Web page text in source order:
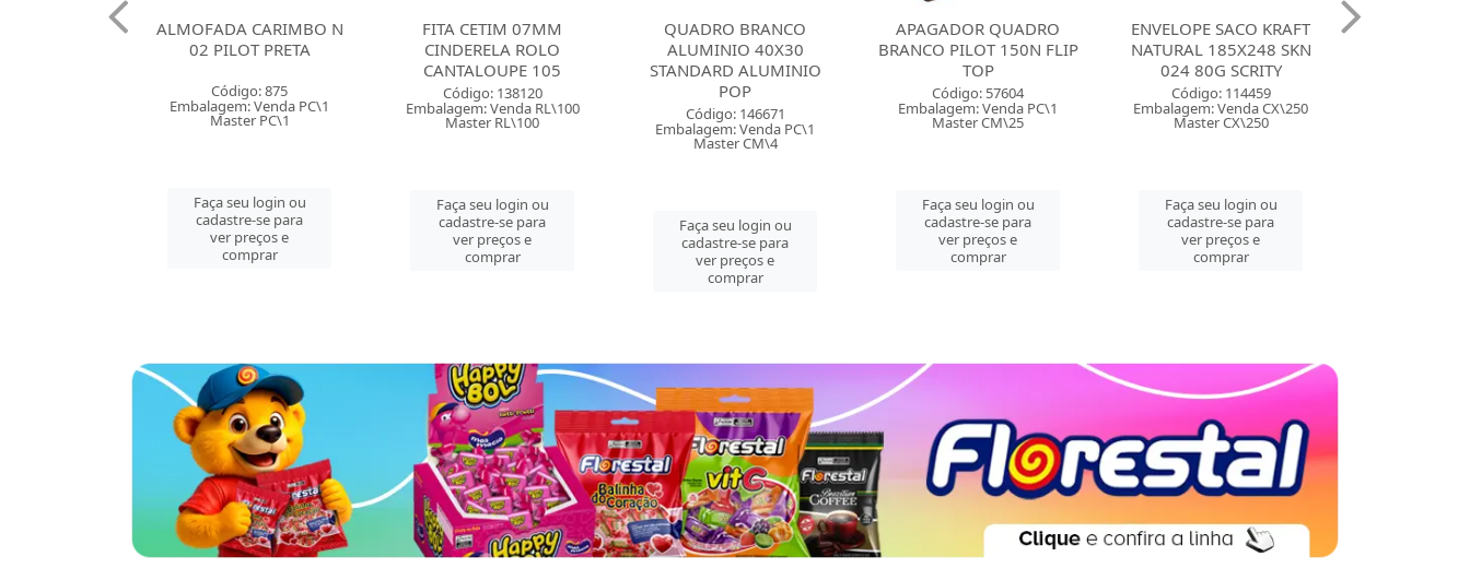
ALMOFADA CARIMBO N
02 PILOT PRETA
Código: 875
Embalagem: Venda PC\1
Master PC\1
Faça seu login ou
cadastre-se para
ver preços e
comprar
FITA CETIM 07MM
CINDERELA ROLO
CANTALOUPE 105
Código: 138120
Embalagem: Venda RL\100
Master RL\100
Faça seu login ou
cadastre-se para
ver preços e
comprar
QUADRO BRANCO
ALUMINIO 40X30
STANDARD ALUMINIO
POP
Código: 146671
Embalagem: Venda PC\1
Master CM\4
Faça seu login ou
cadastre-se para
ver preços e
comprar
APAGADOR QUADRO
BRANCO PILOT 150N FLIP
TOP
Código: 57604
Embalagem: Venda PC\1
Master CM\25
Faça seu login ou
cadastre-se para
ver preços e
comprar
ENVELOPE SACO KRAFT
NATURAL 185X248 SKN
024 80G SCRITY
Código: 114459
Embalagem: Venda CX\250
Master CX\250
Faça seu login ou
cadastre-se para
ver preços e
comprar